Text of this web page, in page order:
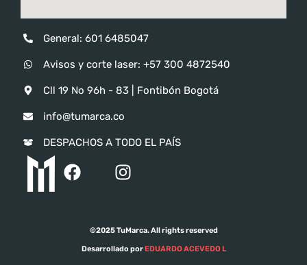
General: 601 6485047
Avisos y corte laser: ‪‪+57 300 4872540‬
Cll 19 No 96h - 83 | Fontibón Bogotá
info@tumarca.co
DESPACHOS A TODO EL PAÍS
©2025 TuMarca. All rights reserved
Desarrollado porEDUARDO ACEVEDO L